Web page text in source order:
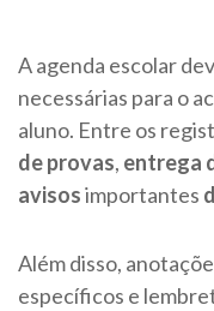
A agenda escolar
necessárias para o
aluno. Entre os
de provas, entrega
avisosimportantes
Além disso,
específicos e